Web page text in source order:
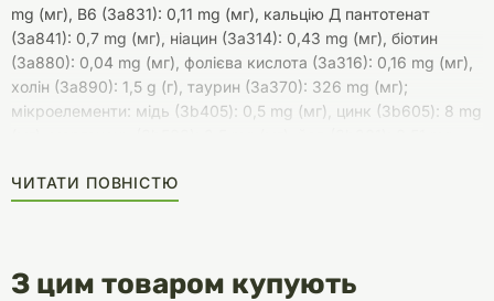
mg (мг), В6 (3а831): 0,11 mg (мг), кальцію Д пантотенат
(3а841): 0,7 mg (мг), ніацин (3а314): 0,43 mg (мг), біотин
(3а880): 0,04 mg (мг), фолієва кислота (3а316): 0,16 mg (мг),
холін (3а890): 1,5 g (г), таурин (3а370): 326 mg (мг);
мікроелементи: мідь (3b405): 0,5 mg (мг), цинк (3b605): 8 mg
Поживні речовини: сирий протеїн 7 %, сирий жир 4 %, сира
зола 1,2 %, сира клітковина 0,5 %, вологість 83 %, кальцій
Енергетична цінність (калорійність) 100 g (г) корму: 311,58 kJ
ЧИТАТИ ПОВНІСТЮ
З цим товаром купують